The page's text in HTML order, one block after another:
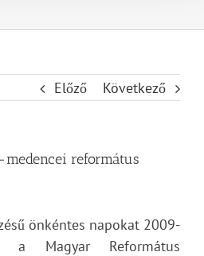
Előző Következő
református
önkéntes napokat 2009-
Magyar Református